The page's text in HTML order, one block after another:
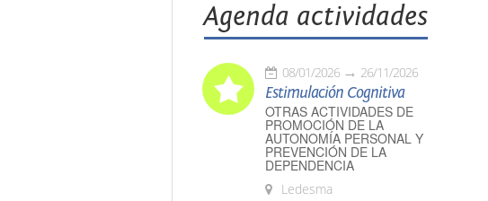
Agenda actividades
08/01/2026 26/11/2026
Estimulación Cognitiva
OTRAS ACTIVIDADES DE
PROMOCIÓN DE LA
AUTONOMÍA PERSONAL Y
PREVENCIÓN DE LA
DEPENDENCIA
Ledesma